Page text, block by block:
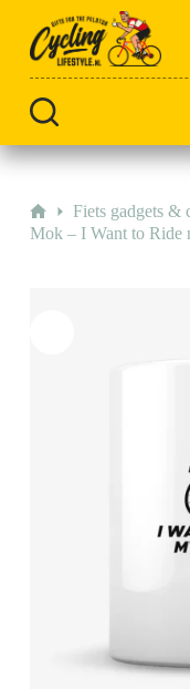
artikel
HomeFiets gadgets &
Mok – I Want to Ride